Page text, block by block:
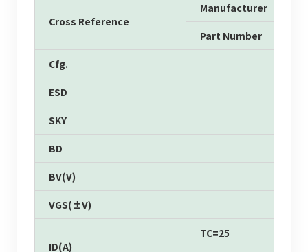
Cross Reference
Manufacturer
Part Number
Cfg.
ESD
SKY
BD
BV(V)
VGS(±V)
ID(A)
TC=25